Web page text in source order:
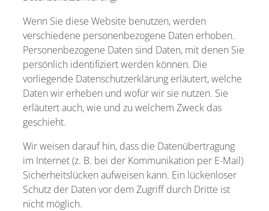
Wenn Sie diese Website benutzen, werden
verschiedene personenbezogene Daten erhoben.
Personenbezogene Daten sind Daten, mit denen Sie
persönlich identifiziert werden können. Die
vorliegende Datenschutzerklärung erläutert, welche
Daten wir erheben und wofür wir sie nutzen. Sie
erläutert auch, wie und zu welchem Zweck das
geschieht.
Wir weisen darauf hin, dass die Datenübertragung
im Internet (z. B. bei der Kommunikation per E-Mail)
Sicherheitslücken aufweisen kann. Ein lückenloser
Schutz der Daten vor dem Zugriff durch Dritte ist
nicht möglich.